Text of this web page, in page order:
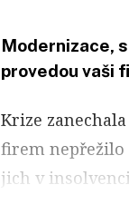
Modernizace,
provedou vaši
Krize
firem nepřežilo
jich v